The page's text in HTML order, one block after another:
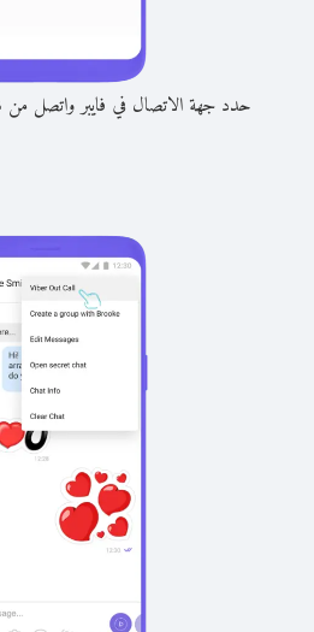
حدد جهة الاتصال في فايبر واتصل من